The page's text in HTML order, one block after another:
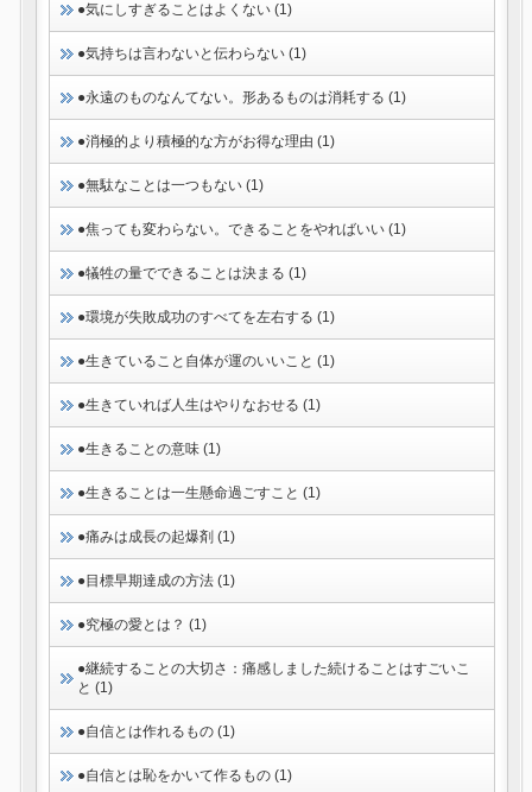
●気にしすぎることはよくない (1)
●気持ちは言わないと伝わらない (1)
●永遠のものなんてない。形あるものは消耗する (1)
●消極的より積極的な方がお得な理由 (1)
●無駄なことは一つもない (1)
●焦っても変わらない。できることをやればいい (1)
●犠牲の量でできることは決まる (1)
●環境が失敗成功のすべてを左右する (1)
●生きていること自体が運のいいこと (1)
●生きていれば人生はやりなおせる (1)
●生きることの意味 (1)
●生きることは一生懸命過ごすこと (1)
●痛みは成長の起爆剤 (1)
●目標早期達成の方法 (1)
●究極の愛とは？ (1)
●継続することの大切さ：痛感しました続けることはすごいこ
と (1)
●自信とは作れるもの (1)
●自信とは恥をかいて作るもの (1)